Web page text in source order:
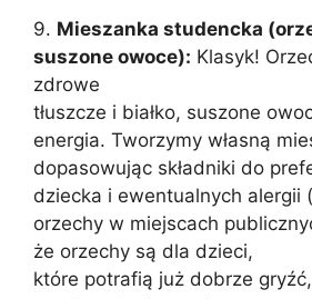
9. Mieszanka studencka
suszone owoce): Klasyk!
zdrowe
tłuszcze i białko, suszone
energia. Tworzymy własną
dopasowując składniki do
dziecka i ewentualnych alergii
orzechy w miejscach
że orzechy są dla dzieci,
które potrafią już dobrze